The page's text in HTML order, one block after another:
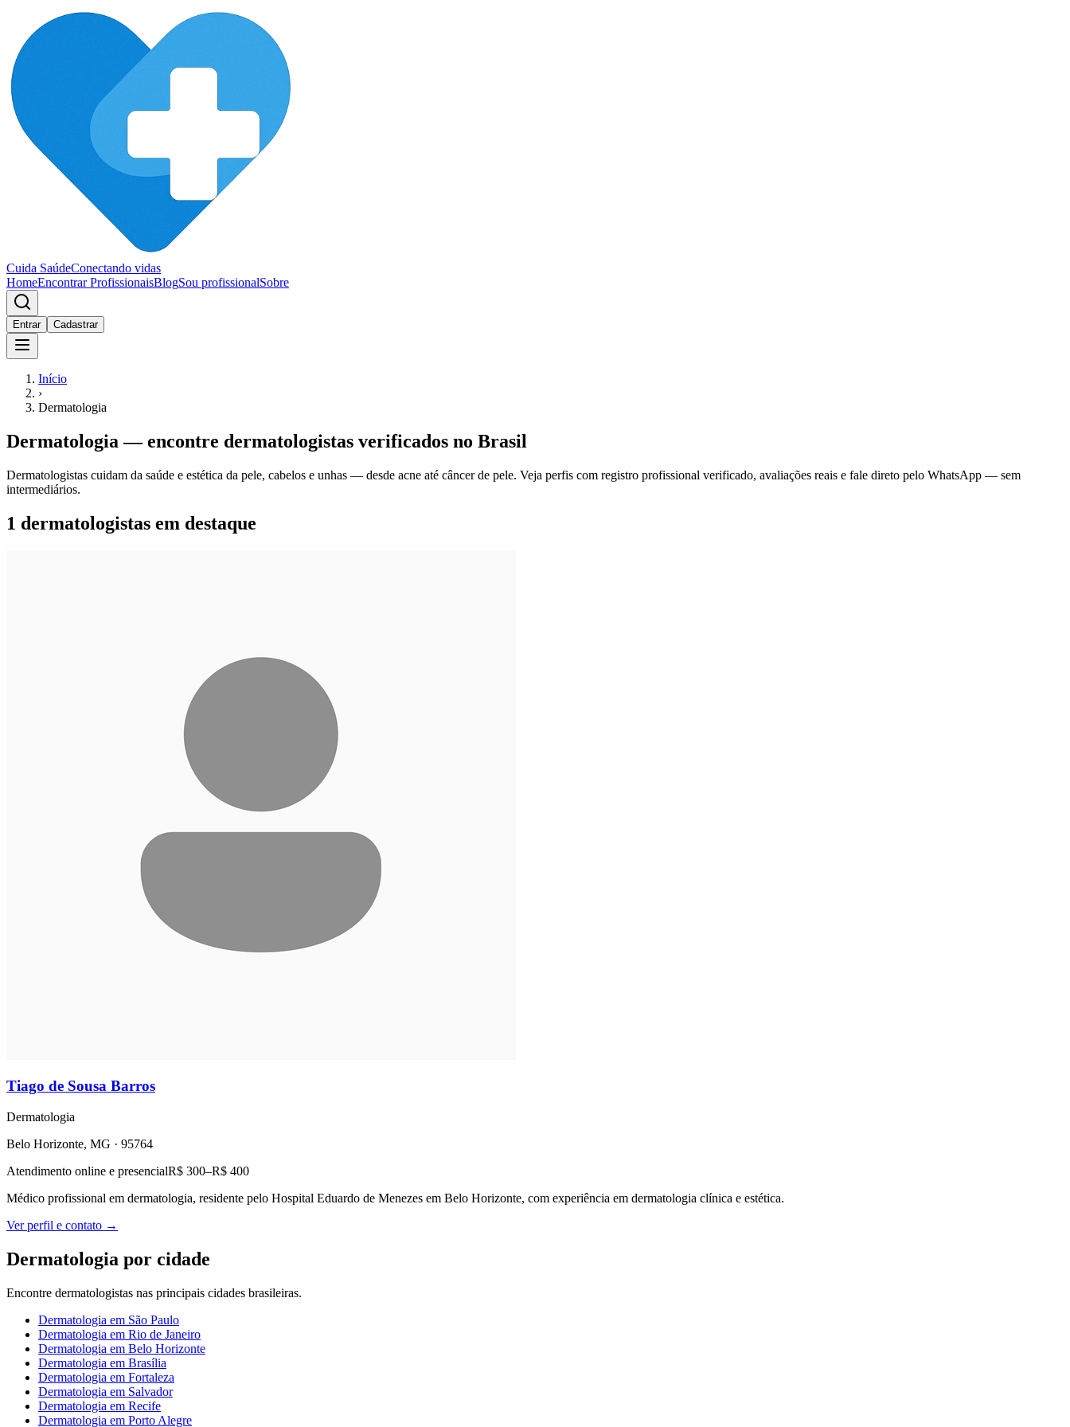
Cuida SaúdeConectando vidas
HomeEncontrar ProfissionaisBlogSou profissionalSobre
Entrar Cadastrar
Início
›
Dermatologia
Dermatologia — encontre dermatologistas verificados no Brasil
Dermatologistas cuidam da saúde e estética da pele, cabelos e unhas — desde acne até câncer de pele. Veja perfis com registro profissional verificado, avaliações reais e fale direto pelo WhatsApp — sem
intermediários.
1 dermatologistas em destaque
Tiago de Sousa Barros
Dermatologia
Belo Horizonte, MG · 95764
Atendimento online e presencialR$ 300–R$ 400
Médico profissional em dermatologia, residente pelo Hospital Eduardo de Menezes em Belo Horizonte, com experiência em dermatologia clínica e estética.
Ver perfil e contato →
Dermatologia por cidade
Encontre dermatologistas nas principais cidades brasileiras.
Dermatologia em São Paulo
Dermatologia em Rio de Janeiro
Dermatologia em Belo Horizonte
Dermatologia em Brasília
Dermatologia em Fortaleza
Dermatologia em Salvador
Dermatologia em Recife
Dermatologia em Porto Alegre